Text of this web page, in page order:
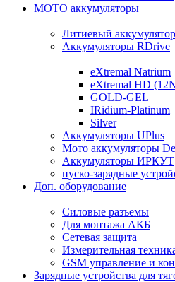
МОТО аккумуляторы
Литиевый
Аккумуляторы RDrive
eXtremal Natrium
eXtremal HD
GOLD-GEL
IRidium-Platinum
Silver
Аккумуляторы UPlus
Мото аккумуляторы
Аккумуляторы ИРКУТ
пуско-зарядные
Доп. оборудование
Силовые разъемы
Для монтажа АКБ
Сетевая защита
Измерительная
GSM управление и
Зарядные устройства для